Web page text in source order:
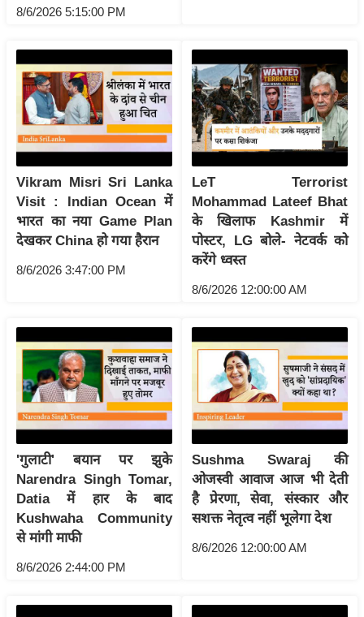
तृ
मि
स्तं
भ
ए
म
.
आ
र
.
आ
ई
य
प
र
स
मी
क्षा
ध
र्म
ज्यो
ति
ष
भु
8/6/2026 5:15:00 PM
Vikram Misri Sri Lanka
Visit : Indian Ocean में
भारत का नया Game Plan
देखकर China हो गया हैरान
8/6/2026 3:47:00 PM
LeT Terrorist
Mohammad Lateef Bhat
के खिलाफ Kashmir में
पोस्टर, LG बोले- नेटवर्क को
करेंगे ध्वस्त
8/6/2026 12:00:00 AM
'गुलाटी' बयान पर झुके
Narendra Singh Tomar,
Datia में हार के बाद
Kushwaha Community
से मांगी माफी
8/6/2026 2:44:00 PM
Sushma Swaraj की
ओजस्वी आवाज आज भी देती
है प्रेरणा, सेवा, संस्कार और
सशक्त नेतृत्व नहीं भूलेगा देश
8/6/2026 12:00:00 AM